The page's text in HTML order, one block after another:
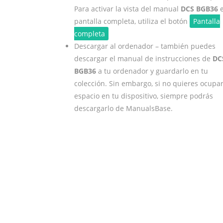
Para activar la vista del manual DCS BGB36
pantalla completa, utiliza el botón
Pantalla
completa
Descargar al ordenador – también puedes
descargar el manual de instrucciones de
BGB36a tu ordenador y guardarlo en tu
colección. Sin embargo, si no quieres ocupar
espacio en tu dispositivo, siempre podrás
descargarlo de ManualsBase.